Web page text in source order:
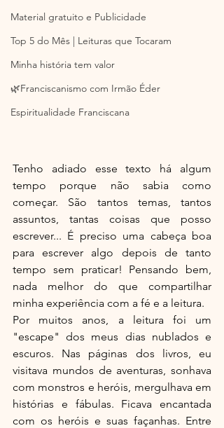
Material gratuito e Publicidade
Top 5 do Mês | Leituras que Tocaram
Minha história tem valor
🌿Franciscanismo com Irmão Éder
Espiritualidade Franciscana
Tenho adiado esse texto há algum
tempo porque não sabia como
começar. São tantos temas, tantos
assuntos, tantas coisas que posso
escrever... É preciso uma cabeça boa
para escrever algo depois de tanto
tempo sem praticar! Pensando bem,
nada melhor do que compartilhar
minha experiência com a fé e a leitura.
Por muitos anos, a leitura foi um
"escape" dos meus dias nublados e
escuros. Nas páginas dos livros, eu
visitava mundos de aventuras, sonhava
com monstros e heróis, mergulhava em
histórias e fábulas. Ficava encantada
com os heróis e suas façanhas. Entre